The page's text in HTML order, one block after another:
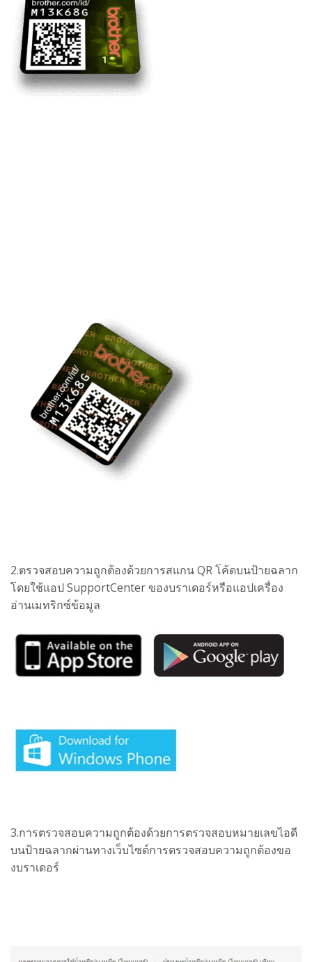
2.ตรวจสอบความถูกต้องด้วยการสแกน QR โค้ดบนป้ายฉลาก
โดยใช้แอป SupportCenter ของบราเดอร์หรือแอปเครื่อง
อ่านเมทริกซ์ข้อมูล
3.การตรวจสอบความถูกต้องด้วยการตรวจสอบหมายเลขไอดี
บนป้ายฉลากผ่านทางเว็บไซต์การตรวจสอบความถูกต้องขอ
งบราเดอร์